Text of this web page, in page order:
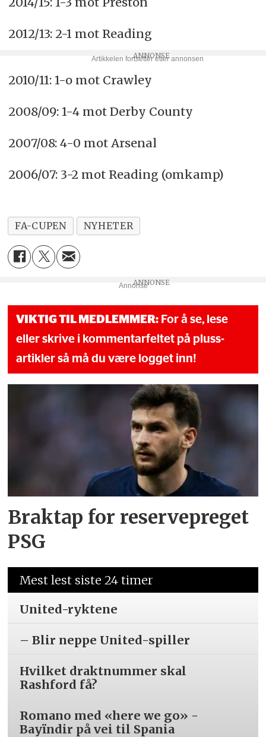
2012/13: 2-1 mot Reading
2010/11: 1-o mot Crawley
2008/09: 1-4 mot Derby County
2007/08: 4-0 mot Arsenal
2006/07: 3-2 mot Reading (omkamp)
FA-CUPEN NYHETER
Annonse
VIKTIG TIL MEDLEMMER: For å se, lese
eller skrive i kommentarfeltet på pluss-
artikler så må du være logget inn!
Braktap for reservepreget
PSG
Mest lest siste 24 timer
United-ryktene
– Blir neppe United-spiller
Hvilket draktnummer skal
Rashford få?
Romano med «here we go» -
Bayïndir på vei til Spania